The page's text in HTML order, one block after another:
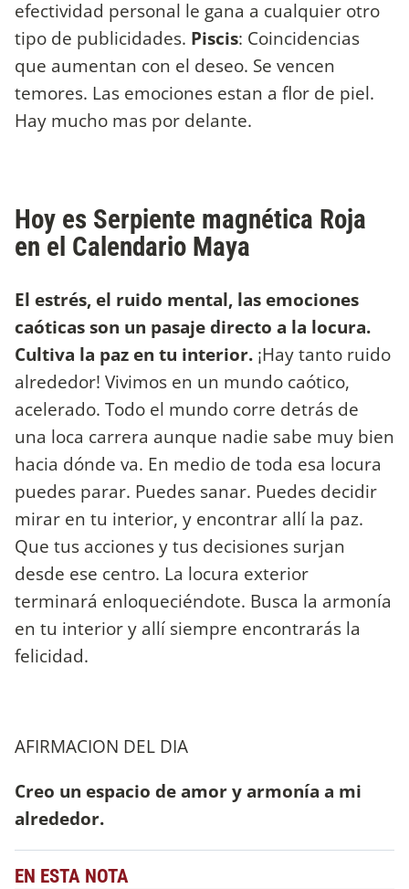
efectividad personal le gana a cualquier otro
tipo de publicidades. Piscis: Coincidencias
que aumentan con el deseo. Se vencen
temores. Las emociones estan a flor de piel.
Hay mucho mas por delante.
Hoy es Serpiente magnética Roja
en el Calendario Maya
El estrés, el ruido mental, las emociones
caóticas son un pasaje directo a la locura.
Cultiva la paz en tu interior. ¡Hay tanto ruido
alrededor! Vivimos en un mundo caótico,
acelerado. Todo el mundo corre detrás de
una loca carrera aunque nadie sabe muy bien
hacia dónde va. En medio de toda esa locura
puedes parar. Puedes sanar. Puedes decidir
mirar en tu interior, y encontrar allí la paz.
Que tus acciones y tus decisiones surjan
desde ese centro. La locura exterior
terminará enloqueciéndote. Busca la armonía
en tu interior y allí siempre encontrarás la
felicidad.
AFIRMACION DEL DIA
Creo un espacio de amor y armonía a mi
alrededor.
EN ESTA NOTA